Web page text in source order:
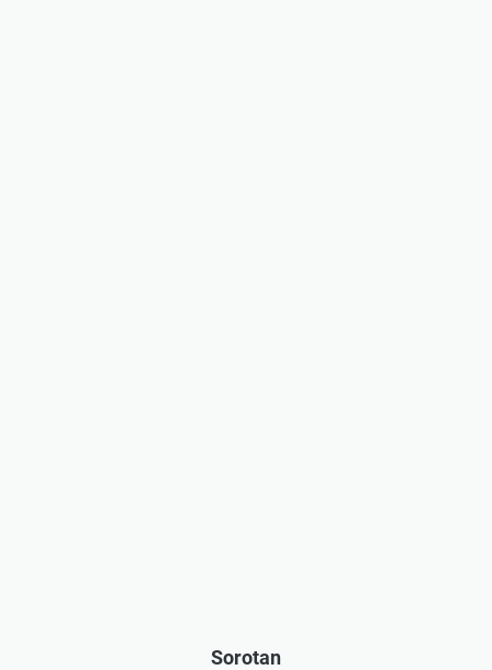
Sorotan